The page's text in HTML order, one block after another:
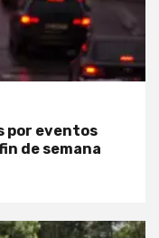
por eventos
de semana